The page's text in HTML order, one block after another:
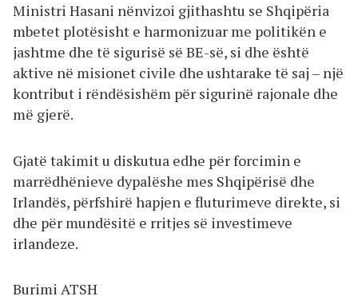
Ministri Hasani nënvizoi gjithashtu se Shqipëria
mbetet plotësisht e harmonizuar me politikën e
jashtme dhe të sigurisë së BE-së, si dhe është
aktive në misionet civile dhe ushtarake të saj – një
kontribut i rëndësishëm për sigurinë rajonale dhe
më gjerë.
Gjatë takimit u diskutua edhe për forcimin e
marrëdhënieve dypalëshe mes Shqipërisë dhe
Irlandës, përfshirë hapjen e fluturimeve direkte, si
dhe për mundësitë e rritjes së investimeve
irlandeze.
Burimi ATSH